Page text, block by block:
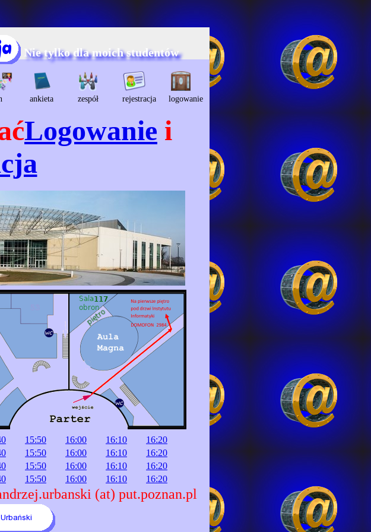
Nie tylko dla moich studentów
ankieta zespół rejestracja logowanie
Logowanie i
15:50 16:00 16:10 16:20
15:50 16:00 16:10 16:20
15:50 16:00 16:10 16:20
15:50 16:00 16:10 16:20
(at) put.poznan.pl